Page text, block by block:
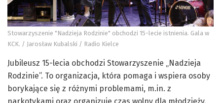
Stowarzyszenie "Nadzieja Rodzinie" obchodzi 15-lecie istnienia. Gala w
KCK. / Jarosław Kubalski / Radio Kielce
Jubileusz 15-lecia obchodzi Stowarzyszenie „Nadzieja
Rodzinie”. To organizacja, która pomaga i wspiera osoby
borykające się z różnymi problemami, m.in. z